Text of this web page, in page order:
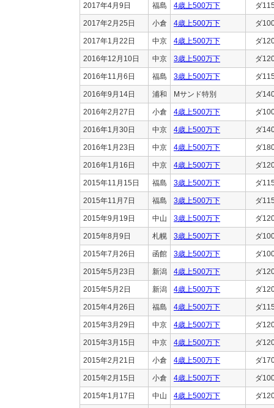
2017年4月9日 福島 4歳上500万下 ダ
2017年2月25日 小倉 4歳上500万下 ダ
2017年1月22日 中京 4歳上500万下 ダ
2016年12月10日 中京 3歳上500万下 ダ
2016年11月6日 福島 3歳上500万下 ダ
2016年9月14日 浦和 Mサンド特別 ダ
2016年2月27日 小倉 4歳上500万下 ダ
2016年1月30日 中京 4歳上500万下 ダ
2016年1月23日 中京 4歳上500万下 ダ
2016年1月16日 中京 4歳上500万下 ダ
2015年11月15日 福島 3歳上500万下 ダ
2015年11月7日 福島 3歳上500万下 ダ
2015年9月19日 中山 3歳上500万下 ダ
2015年8月9日 札幌 3歳上500万下 ダ
2015年7月26日 函館 3歳上500万下 ダ
2015年5月23日 新潟 4歳上500万下 ダ
2015年5月2日 新潟 4歳上500万下 ダ
2015年4月26日 福島 4歳上500万下 ダ
2015年3月29日 中京 4歳上500万下 ダ
2015年3月15日 中京 4歳上500万下 ダ
2015年2月21日 小倉 4歳上500万下 ダ
2015年2月15日 小倉 4歳上500万下 ダ
2015年1月17日 中山 4歳上500万下 ダ